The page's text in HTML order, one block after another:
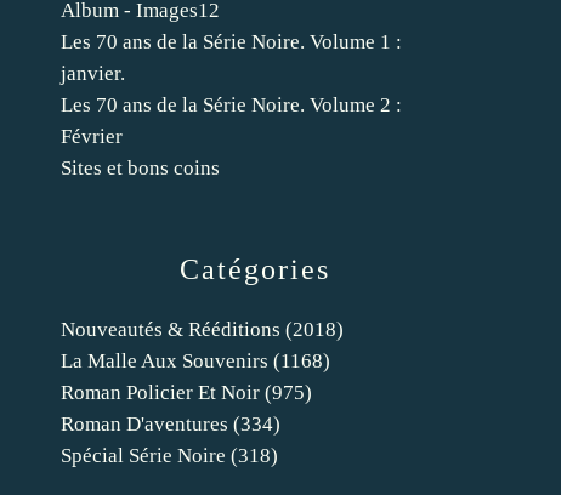
Catégories
Nouveautés & Rééditions (2018)
La Malle Aux Souvenirs (1168)
Roman Policier Et Noir (975)
Roman D'aventures (334)
Spécial Série Noire (318)
Album - Images12
Les 70 ans de la Série Noire. Volume 1 :
janvier.
Les 70 ans de la Série Noire. Volume 2 :
Février
Sites et bons coins